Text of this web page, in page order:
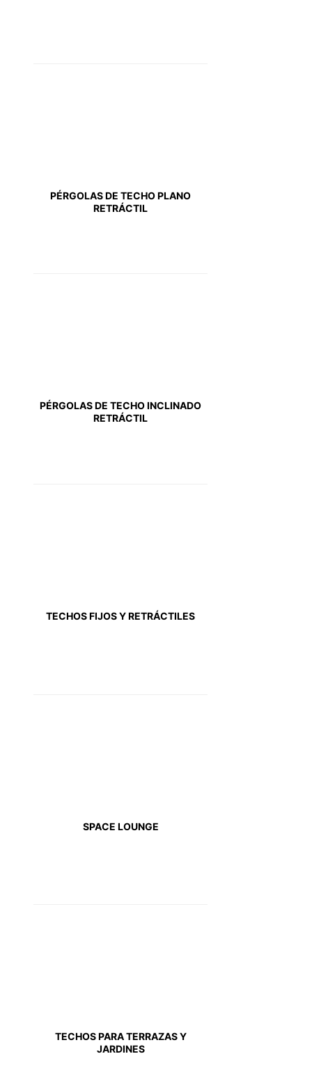
PÉRGOLAS DE TECHO PLANO
RETRÁCTIL
PÉRGOLAS DE TECHO INCLINADO
RETRÁCTIL
TECHOS FIJOS Y RETRÁCTILES
SPACE LOUNGE
TECHOS PARA TERRAZAS Y
JARDINES